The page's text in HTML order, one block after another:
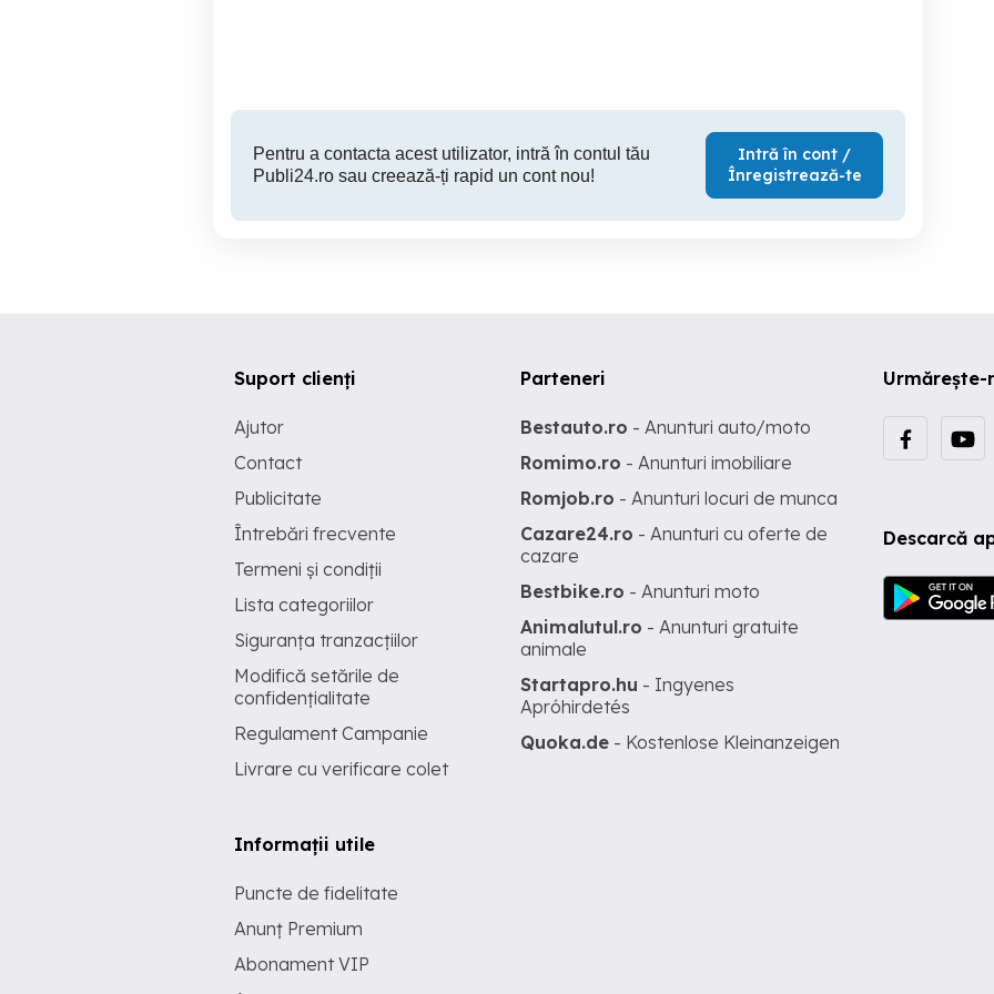
Pentru a contacta acest utilizator, intră în contul tău
Publi24.ro sau creează-ți rapid un cont nou!
Intră în cont /
Înregistrează-te
Urmărește-
Descarcă
Suport clienți
Ajutor
Contact
Publicitate
Întrebări frecvente
Termeni și condiții
Lista categoriilor
Siguranța tranzacțiilor
Modifică setările de
confidențialitate
Regulament Campanie
Livrare cu verificare colet
Informații utile
Puncte de fidelitate
Anunț Premium
Abonament VIP
Parteneri
Bestauto.ro - Anunturi auto/moto
Romimo.ro - Anunturi imobiliare
Romjob.ro - Anunturi locuri de munca
Cazare24.ro - Anunturi cu oferte de
cazare
Bestbike.ro - Anunturi moto
Animalutul.ro - Anunturi gratuite
animale
Startapro.hu - Ingyenes
Apróhirdetés
Quoka.de - Kostenlose Kleinanzeigen